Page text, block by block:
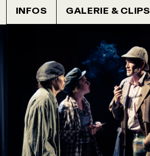
INFOS GALERIE & CLIPS